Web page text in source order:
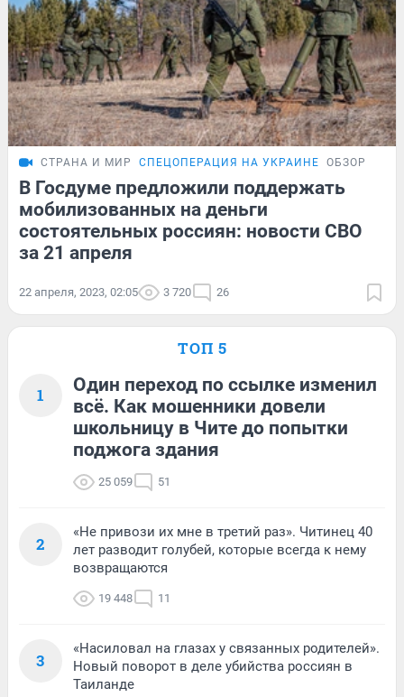
СТРАНА И МИР СПЕЦОПЕРАЦИЯ НА УКРАИНЕ ОБЗОР
В Госдуме предложили поддержать
мобилизованных на деньги
состоятельных россиян: новости СВО
за 21 апреля
22 апреля, 2023, 02:05 3 720 26
ТОП 5
1
Один переход по ссылке изменил
всё. Как мошенники довели
школьницу в Чите до попытки
поджога здания
25 059 51
2
«Не привози их мне в третий раз». Читинец 40
лет разводит голубей, которые всегда к нему
возвращаются
19 448 11
3
«Насиловал на глазах у связанных родителей».
Новый поворот в деле убийства россиян в
Таиланде